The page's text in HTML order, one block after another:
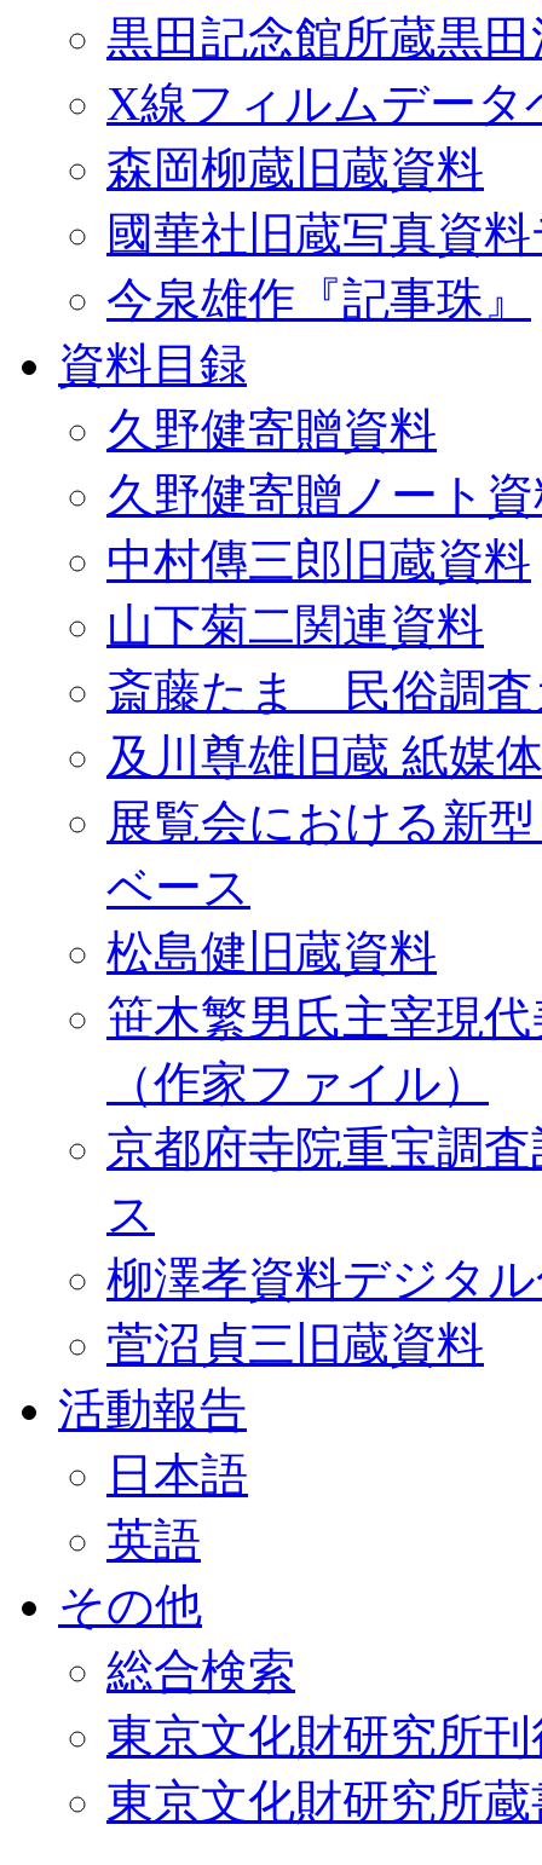
黒田記念館所蔵黒
X線フィルムデータ
森岡柳蔵旧蔵資料
國華社旧蔵写真資
今泉雄作『記事珠』
資料目録
久野健寄贈資料
久野健寄贈ノート
中村傳三郎旧蔵資料
山下菊二関連資料
斎藤たま 民俗調査
及川尊雄旧蔵 紙媒
展覧会における新
ベース
松島健旧蔵資料
笹木繁男氏主宰現
（作家ファイル）
京都府寺院重宝調
ス
柳澤孝資料デジタ
菅沼貞三旧蔵資料
活動報告
日本語
英語
その他
総合検索
東京文化財研究所
東京文化財研究所